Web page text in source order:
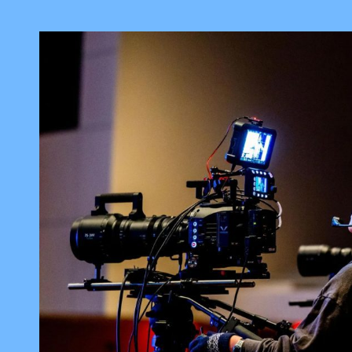
Universidad de los Andes | Vigilada
jurídica: Resolución 28 del 23 de febrero